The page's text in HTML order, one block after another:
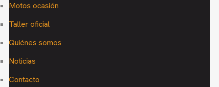
Motos ocasión
Taller oficial
Quiénes somos
Noticias
Contacto